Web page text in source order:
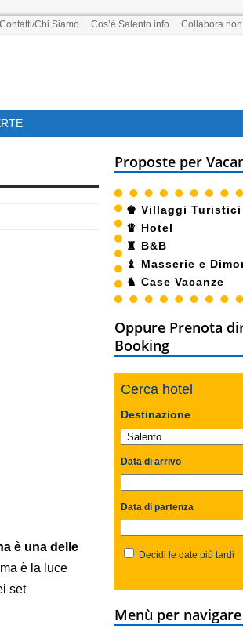
Contatti/Chi Siamo Cos’è Salento.info Collabora
è una delle
è la luce
set
Proposte per
♚ Villaggi Turistici
♛ Hotel
♜ B&B
♝ Masserie e
♞ Case Vacanze
Oppure Prenota
Booking
Cerca hotel
Destinazione
Data di arrivo
Data di partenza
Decidi le date più tardi
Menù per